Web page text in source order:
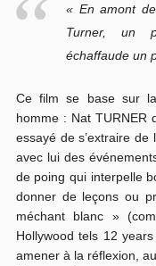
« En amont
Turner, un
échaffaude un
Ce film se base sur
homme : Nat TURNER
essayé de s’extraire
avec lui des
de poing qui interpelle
donner de leçons ou
méchant blanc »
Hollywood tels 12
amener à la réflexion,